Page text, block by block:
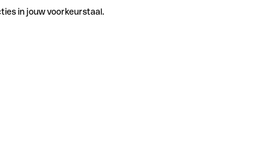
in jouw voorkeurstaal.